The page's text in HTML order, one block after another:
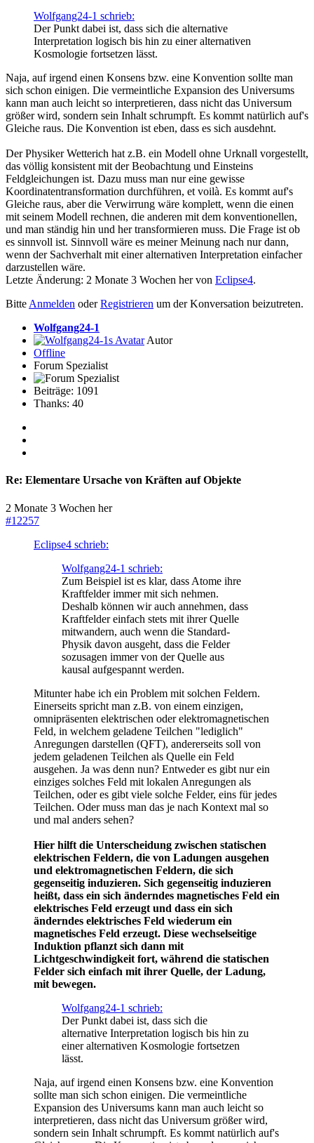
Wolfgang24-1 schrieb:
Der Punkt dabei ist, dass sich die alternative
Interpretation logisch bis hin zu einer alternativen
Kosmologie fortsetzen lässt.
Naja, auf irgend einen Konsens bzw. eine Konvention sollte man
sich schon einigen. Die vermeintliche Expansion des Universums
kann man auch leicht so interpretieren, dass nicht das Universum
größer wird, sondern sein Inhalt schrumpft. Es kommt natürlich auf's
Gleiche raus. Die Konvention ist eben, dass es sich ausdehnt.
Der Physiker Wetterich hat z.B. ein Modell ohne Urknall vorgestellt,
das völlig konsistent mit der Beobachtung und Einsteins
Feldgleichungen ist. Dazu muss man nur eine gewisse
Koordinatentransformation durchführen, et voilà. Es kommt auf's
Gleiche raus, aber die Verwirrung wäre komplett, wenn die einen
mit seinem Modell rechnen, die anderen mit dem konventionellen,
und man ständig hin und her transformieren muss. Die Frage ist ob
es sinnvoll ist. Sinnvoll wäre es meiner Meinung nach nur dann,
wenn der Sachverhalt mit einer alternativen Interpretation einfacher
darzustellen wäre.
Letzte Änderung: 2 Monate 3 Wochen her von Eclipse4.
Bitte Anmelden oderRegistrieren um der Konversation beizutreten.
Wolfgang24-1
Autor
Offline
Forum Spezialist
Beiträge: 1091
Thanks: 40
Re: Elementare Ursache von Kräften auf Objekte
2 Monate 3 Wochen her
#12257
Eclipse4 schrieb:
Wolfgang24-1 schrieb:
Zum Beispiel ist es klar, dass Atome ihre
Kraftfelder immer mit sich nehmen.
Deshalb können wir auch annehmen, dass
Kraftfelder einfach stets mit ihrer Quelle
mitwandern, auch wenn die Standard-
Physik davon ausgeht, dass die Felder
sozusagen immer von der Quelle aus
kausal aufgespannt werden.
Mitunter habe ich ein Problem mit solchen Feldern.
Einerseits spricht man z.B. von einem einzigen,
omnipräsenten elektrischen oder elektromagnetischen
Feld, in welchem geladene Teilchen "lediglich"
Anregungen darstellen (QFT), andererseits soll von
jedem geladenen Teilchen als Quelle ein Feld
ausgehen. Ja was denn nun? Entweder es gibt nur ein
einziges solches Feld mit lokalen Anregungen als
Teilchen, oder es gibt viele solche Felder, eins für jedes
Teilchen. Oder muss man das je nach Kontext mal so
und mal anders sehen?
Hier hilft die Unterscheidung zwischen statischen
elektrischen Feldern, die von Ladungen ausgehen
und elektromagnetischen Feldern, die sich
gegenseitig induzieren. Sich gegenseitig induzieren
heißt, dass ein sich änderndes magnetisches Feld ein
elektrisches Feld erzeugt und dass ein sich
änderndes elektrisches Feld wiederum ein
magnetisches Feld erzeugt. Diese wechselseitige
Induktion pflanzt sich dann mit
Lichtgeschwindigkeit fort, während die statischen
Felder sich einfach mit ihrer Quelle, der Ladung,
mit bewegen.
Wolfgang24-1 schrieb:
Der Punkt dabei ist, dass sich die
alternative Interpretation logisch bis hin zu
einer alternativen Kosmologie fortsetzen
lässt.
Naja, auf irgend einen Konsens bzw. eine Konvention
sollte man sich schon einigen. Die vermeintliche
Expansion des Universums kann man auch leicht so
interpretieren, dass nicht das Universum größer wird,
sondern sein Inhalt schrumpft. Es kommt natürlich auf's